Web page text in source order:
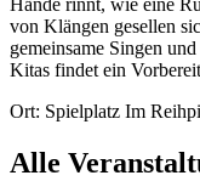
Hände rinnt, wie eine
von Klängen gesellen
gemeinsame Singen
Kitas findet ein
Ort: Spielplatz Im
Alle